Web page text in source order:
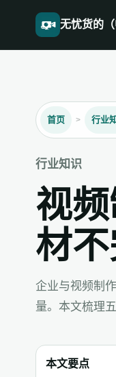
无忧货的
首页 行业
行业知识
视
材不
企业与视频制
量。本文梳理
本文要点